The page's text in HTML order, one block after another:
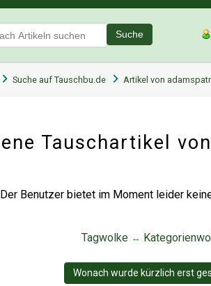
Suche
Suche auf Tauschbu.de Artikel von
Tauschartikel
Der Benutzer bietet im Moment leider
Tagwolke ↔
Wonach wurde kürzlich erst